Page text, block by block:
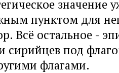
значение
пунктом для
Всё остальное -
сирийцев под
флагами.